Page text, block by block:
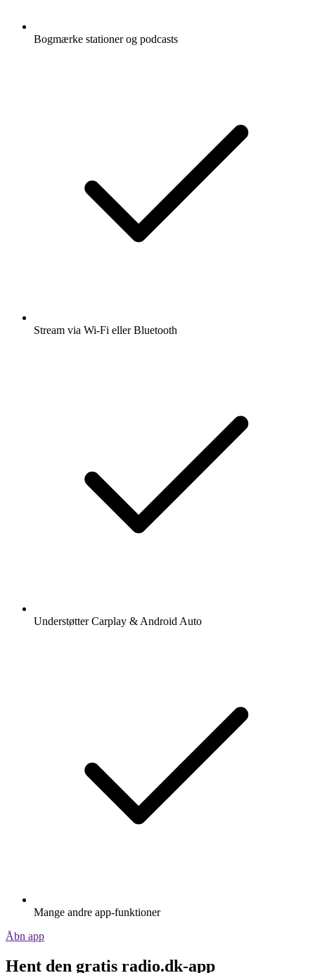
Bogmærke stationer og podcasts
Stream via Wi-Fi eller Bluetooth
Understøtter Carplay & Android Auto
Mange andre app-funktioner
Åbn app
Hent den gratis radio.dk-app